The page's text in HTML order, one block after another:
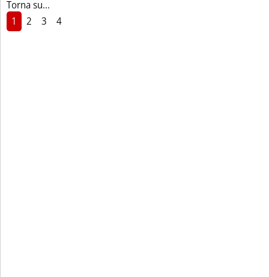
Torna su...
1
2 3 4